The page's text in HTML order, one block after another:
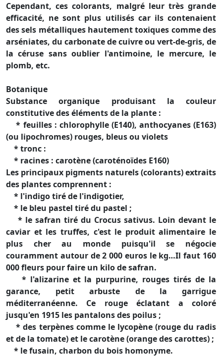
Cependant, ces colorants, malgré leur très grande
efficacité, ne sont plus utilisés car ils contenaient
des sels métalliques hautement toxiques comme des
arséniates, du carbonate de cuivre ou vert-de-gris, de
la céruse sans oublier l'antimoine, le mercure, le
plomb, etc.
Botanique
Substance organique produisant la couleur
constitutive des éléments de la plante :
* feuilles : chlorophylle (E140), anthocyanes (E163)
(ou lipochromes) rouges, bleus ou violets
* tronc :
* racines : carotène (caroténoïdes E160)
Les principaux pigments naturels (colorants) extraits
des plantes comprennent :
* l'indigo tiré de l'indigotier,
* le bleu pastel tiré du pastel ;
* le safran tiré du Crocus sativus. Loin devant le
caviar et les truffes, c'est le produit alimentaire le
plus cher au monde puisqu'il se négocie
couramment autour de 2 000 euros le kg…Il faut 160
000 fleurs pour faire un kilo de safran.
* l'alizarine et la purpurine, rouges tirés de la
garance, petit arbuste de la garrigue
méditerranéenne. Ce rouge éclatant a coloré
jusqu'en 1915 les pantalons des poilus ;
* des terpènes comme le lycopène (rouge du radis
et de la tomate) et le carotène (orange des carottes) ;
* le fusain, charbon du bois homonyme.